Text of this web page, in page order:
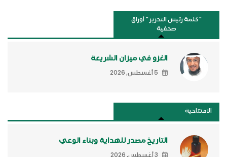
"كلمة رئيس التحرير " أوراق
صحفية
الغزو في ميزان الشريعة
5 أغسطس, 2026
الافتتاحية
التاريخ مصدر للهداية وبناء الوعي
3 أغسطس, 2026